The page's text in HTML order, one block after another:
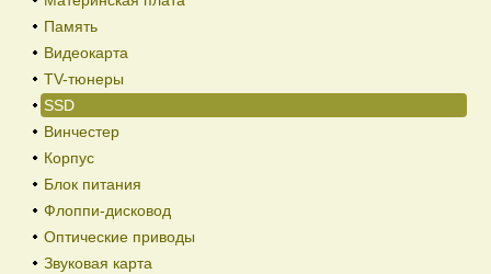
Память
Видеокарта
TV-тюнеры
SSD
Винчестер
Корпус
Блок питания
Флоппи-дисковод
Оптические приводы
Звуковая карта